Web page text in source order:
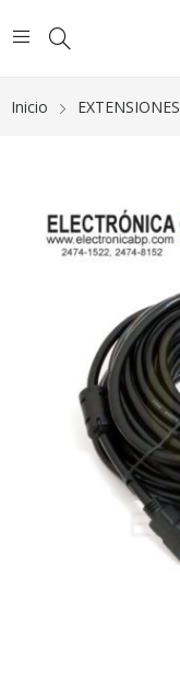
Inicio EXTENSIONES